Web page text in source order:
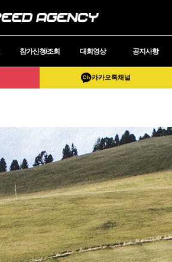
참가신청/조회 대회영상 공지사항
카카오톡채널